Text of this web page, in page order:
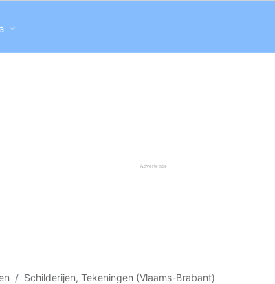
Schilderijen, Tekeningen (Vlaams-Brabant)